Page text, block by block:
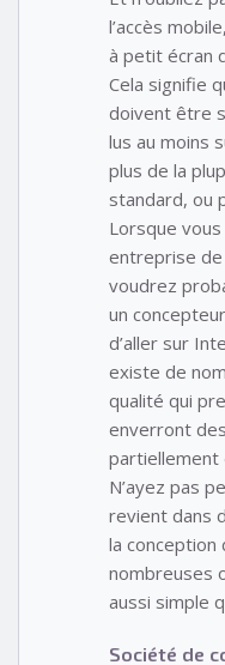
l’accès
à petit écran
Cela signifie
doivent être
lus au moins
plus de la
standard, ou
Lorsque
entreprise
voudrez
un
d’aller sur
existe de
qualité qui
enverront
partiellement
N’ayez pas
revient dans
la conception
nombreuses
aussi simple
Société de